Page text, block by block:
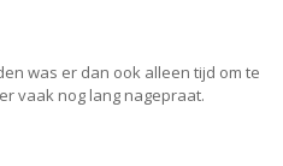
was er dan ook alleen tijd om te
vaak nog lang nagepraat.